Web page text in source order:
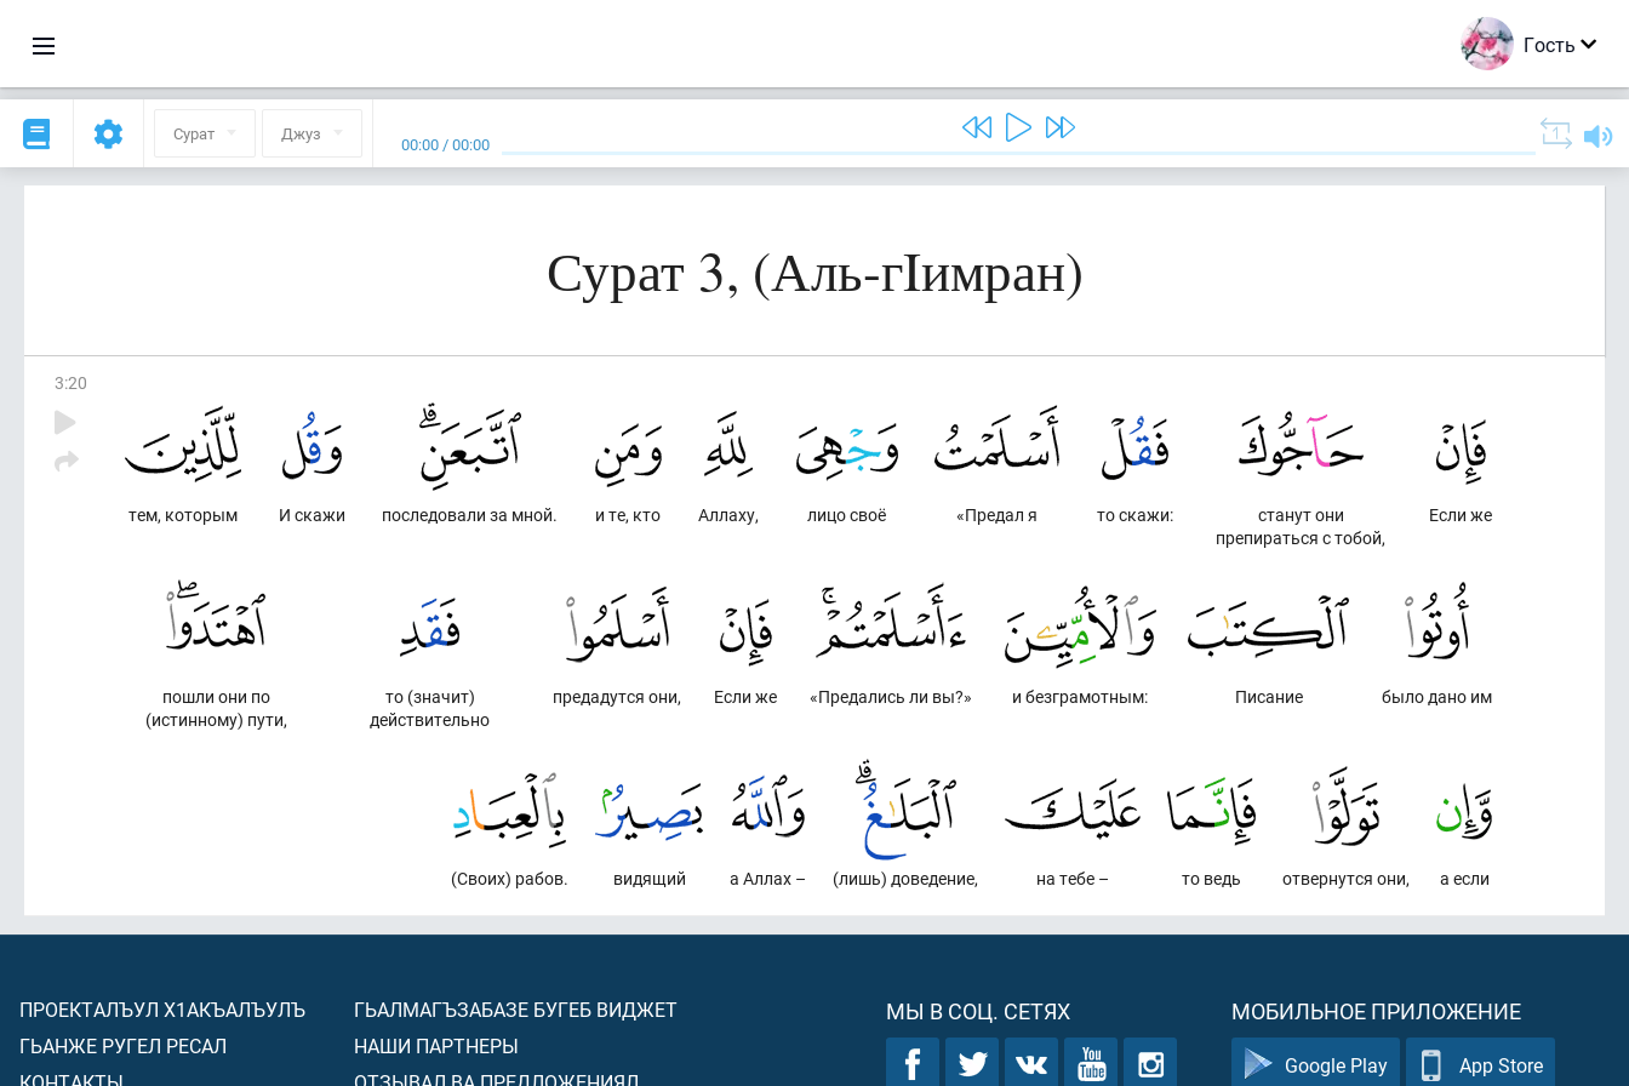
Гость
Сурат Джуз 00:00 /00:00
Сурат 3, (Аль-гIимран)
3:20
Если же
станут они
препираться с тобой,
то скажи:
«Предал я
лицо своё
Аллаху,
и те, кто
последовали за мной.
И скажи
тем, которым
было дано им
Писание
и безграмотным:
«Предались ли вы?»
Если же
предадутся они,
то (значит)
действительно
пошли они по
(истинному) пути,
а если
отвернутся они,
то ведь
на тебе –
(лишь) доведение,
а Аллах –
видящий
(Своих) рабов.
ПРОЕКТАЛЪУЛ Х1АКЪАЛЪУЛЪ
ГЬАНЖЕ РУГЕЛ РЕСАЛ
ГЬАЛМАГЪЗАБАЗЕ БУГЕБ ВИДЖЕТ
НАШИ ПАРТНЕРЫ
МЫ В СОЦ. СЕТЯХ МОБИЛЬНОЕ ПРИЛОЖЕНИЕ
Google Play App Store